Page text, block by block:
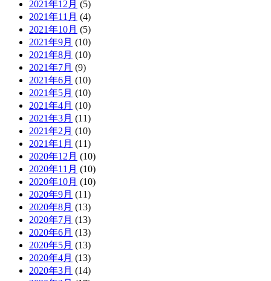
2021年12月 (5)
2021年11月 (4)
2021年10月 (5)
2021年9月 (10)
2021年8月 (10)
2021年7月 (9)
2021年6月 (10)
2021年5月 (10)
2021年4月 (10)
2021年3月 (11)
2021年2月 (10)
2021年1月 (11)
2020年12月 (10)
2020年11月 (10)
2020年10月 (10)
2020年9月 (11)
2020年8月 (13)
2020年7月 (13)
2020年6月 (13)
2020年5月 (13)
2020年4月 (13)
2020年3月 (14)